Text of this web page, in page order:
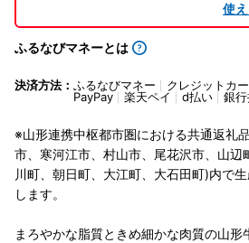
使
ふるなびマネーとは
決済方法： ふるなびマネー クレジットカ
PayPay
楽天ペイ d払い 銀
※山形連携中枢都市圏における共通返礼
市、寒河江市、村山市、尾花沢市、山辺
川町、朝日町、大江町、大石田町)内で
します。
まろやかな脂質ときめ細かな肉質の山